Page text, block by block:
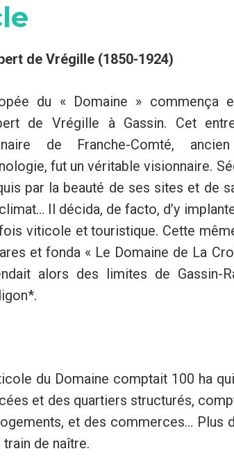
de Vrégille (1850-1924)
du « Domaine » commença
de Vrégille à Gassin. Cet
de Franche-Comté,
fut un véritable visionnaire.
par la beauté de ses sites et de
Il décida, de facto, d’y
viticole et touristique. Cette
et fonda « Le Domaine de La
alors des limites de Gassin-
du Domaine comptait 100 ha
et des quartiers structurés,
et des commerces… Plus
de naître.